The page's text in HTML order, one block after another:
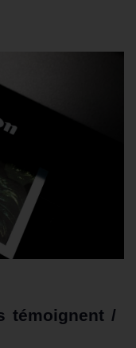
témoignent /